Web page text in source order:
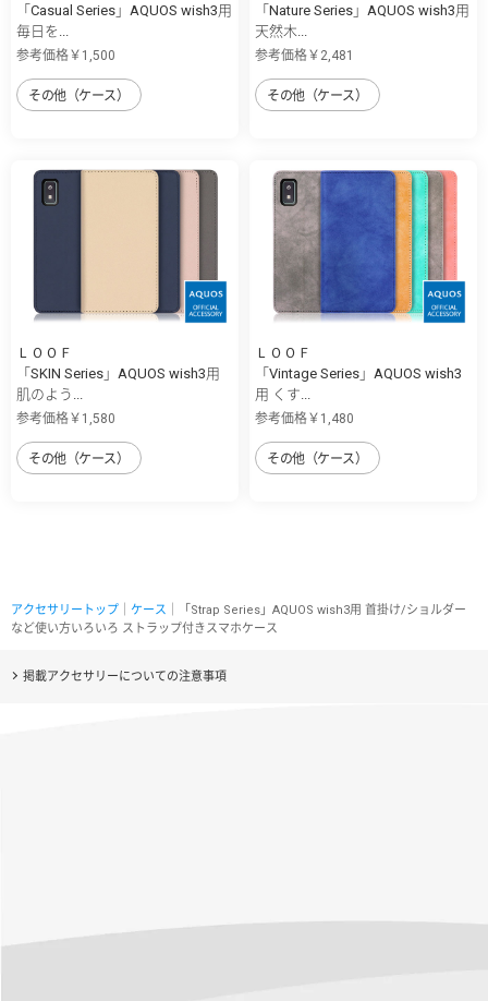
「Casual Series」AQUOS wish3用
毎日を...
参考価格￥1,500
その他（ケース）
「Nature Series」AQUOS wish3用
天然木...
参考価格￥2,481
その他（ケース）
ＬＯＯＦ
「SKIN Series」AQUOS wish3用
肌のよう...
参考価格￥1,580
その他（ケース）
ＬＯＯＦ
「Vintage Series」AQUOS wish3
用 くす...
参考価格￥1,480
その他（ケース）
アクセサリートップ ケース ｜「Strap Series」AQUOS wish3用 首掛け/ショルダー
など使い方いろいろ ストラップ付きスマホケース
掲載アクセサリーについての注意事項